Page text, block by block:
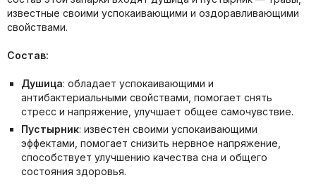
известные своими успокаивающими и оздоравливающими
свойствами.
Состав:
Душица: обладает успокаивающими и
антибактериальными свойствами, помогает снять
стресс и напряжение, улучшает общее самочувствие.
Пустырник: известен своими успокаивающими
эффектами, помогает снизить нервное напряжение,
способствует улучшению качества сна и общего
состояния здоровья.